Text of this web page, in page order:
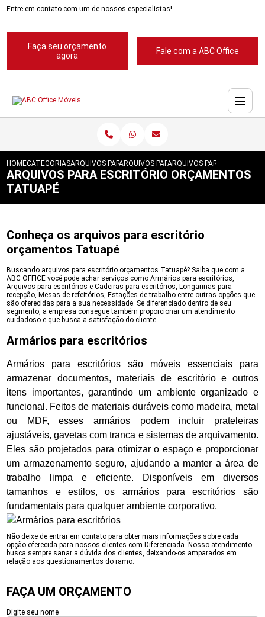
Entre em contato com um de nossos especialistas!
Faça seu orçamento
agora
Fale com a ABC Office
HOMECATEGORIASARQUIVOS PARA ESCRITORIOS
ARQUIVOS PARA ESCRITORIOS ABC
ARQUIVOS PARA
ARQUIVOS PARA ESCRITÓRIO ORÇAMENTOS
TATUAPÉ
Conheça os arquivos para escritório
orçamentos Tatuapé
Buscando arquivos para escritório orçamentos Tatuapé? Saiba que com a
ABC OFFICE você pode achar serviços como Armários para escritórios,
Arquivos para escritórios e Cadeiras para escritórios, Longarinas para
recepção, Mesas de refeitórios, Estações de trabalho entre outras opções que
são oferecidas para a sua necessidade. Se diferenciado dentro de seu
segmento, a empresa consegue também proporcionar um atendimento
cuidadoso e que busca a satisfação do cliente.
Armários para escritórios
Armários para escritórios são móveis essenciais para
armazenar documentos, materiais de escritório e outros
itens importantes, garantindo um ambiente organizado e
funcional. Feitos de materiais duráveis como madeira, metal
ou MDF, esses armários podem incluir prateleiras
ajustáveis, gavetas com tranca e sistemas de arquivamento.
Eles são projetados para otimizar o espaço e proporcionar
um armazenamento seguro, ajudando a manter a área de
trabalho limpa e eficiente. Disponíveis em diversos
tamanhos e estilos, os armários para escritórios são
fundamentais para qualquer ambiente corporativo.
Não deixe de entrar em contato para obter mais informações sobre cada
opção oferecida para nossos clientes com Diferenciada. Nosso atendimento
busca sempre sanar a dúvida dos clientes, deixando-os amparados em
relação aos questionamentos do ramo.
FAÇA UM ORÇAMENTO
Digite seu nome